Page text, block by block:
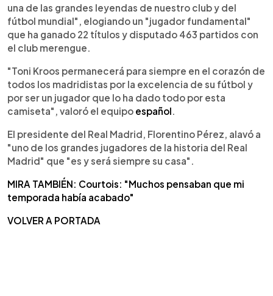
una de las grandes leyendas de nuestro club y del
fútbol mundial", elogiando un "jugador fundamental"
que ha ganado 22 títulos y disputado 463 partidos con
el club merengue.
"Toni Kroos permanecerá para siempre en el corazón de
todos los madridistas por la excelencia de su fútbol y
por ser un jugador que lo ha dado todo por esta
camiseta", valoró el equipo español
El presidente del Real Madrid, Florentino Pérez, alavó a
"uno de los grandes jugadores de la historia del Real
Madrid" que "es y será siempre su casa".
MIRA TAMBIÉN: Courtois: "Muchos pensaban que mi
temporada había acabado"
VOLVER A PORTADA